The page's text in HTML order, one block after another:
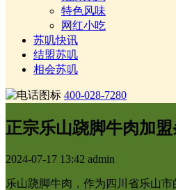
特色风味
网红小吃
苏叽快讯
结盟苏叽
相会苏叽
400-028-7280
正宗乐山跷脚牛肉加盟
2024-07-17 13:42 admin
乐山跷脚牛肉，作为四川省乐山